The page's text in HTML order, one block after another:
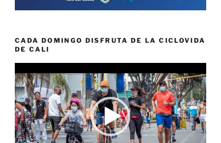
CADA DOMINGO DISFRUTA DE LA CICLOVIDA
DE CALI
de
vídeo